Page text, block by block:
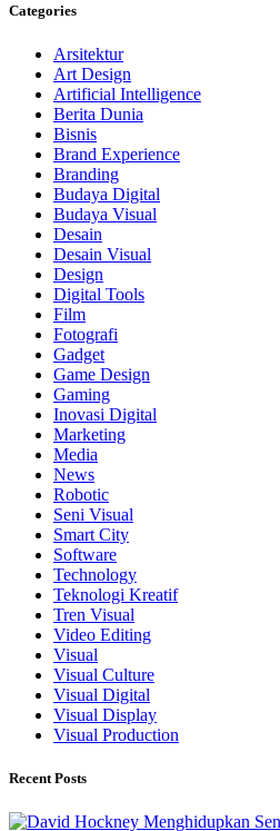
Categories
Arsitektur
Art Design
Artificial Intelligence
Berita Dunia
Bisnis
Brand Experience
Branding
Budaya Digital
Budaya Visual
Desain
Desain Visual
Design
Digital Tools
Film
Fotografi
Gadget
Game Design
Gaming
Inovasi Digital
Marketing
Media
News
Robotic
Seni Visual
Smart City
Software
Technology
Teknologi Kreatif
Tren Visual
Video Editing
Visual
Visual Culture
Visual Digital
Visual Display
Visual Production
Recent Posts